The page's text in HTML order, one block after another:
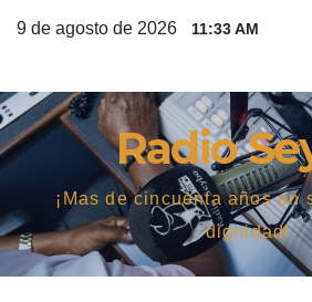
9 de agosto de 2026 11:33 AM
Radio
¡Mas de cincuenta años en
dignidad!